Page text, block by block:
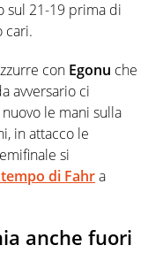
sul 21-19 prima di
cari.
con Egonu che
avversario ci
le mani sulla
in attacco le
si
di Fahra
anche fuori